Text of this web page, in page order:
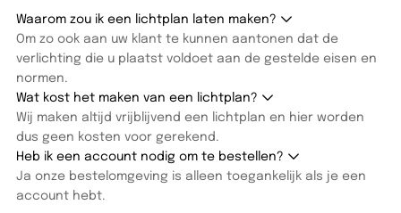
Waarom zou ik een lichtplan laten maken?
Om zo ook aan uw klant te kunnen aantonen dat de
verlichting die u plaatst voldoet aan de gestelde eisen en
normen.
Wat kost het maken van een lichtplan?
Wij maken altijd vrijblijvend een lichtplan en hier worden
dus geen kosten voor gerekend.
Heb ik een account nodig om te bestellen?
Ja onze bestelomgeving is alleen toegankelijk als je een
account hebt.